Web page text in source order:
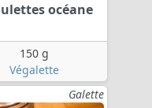
océane
150 g
Végalette
Galette